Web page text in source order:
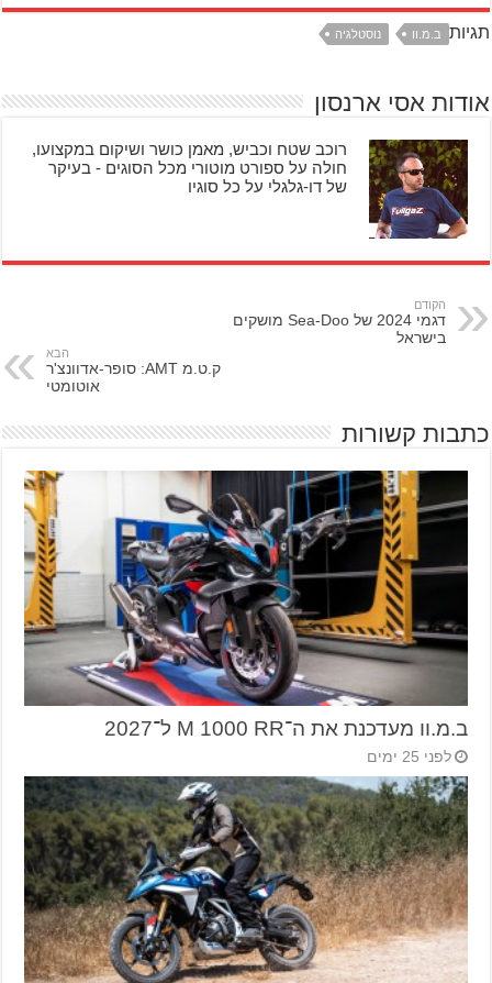
תגיות ב.מ.וו נוסטלגיה
אודות אסי ארנסון
רוכב שטח וכביש, מאמן כושר ושיקום במקצועו,
חולה על ספורט מוטורי מכל הסוגים - בעיקר
של דו-גלגלי על כל סוגיו
הקודם
דגמי 2024 של Sea-Doo מושקים
בישראל
הבא
ק.ט.מ AMT: סופר-אדוונצ'ר
אוטומטי
כתבות קשורות
ב.מ.וו מעדכנת את ה־M 1000 RR ל־2027
לפני 25 ימים